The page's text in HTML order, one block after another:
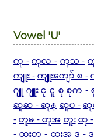
Vowel 'U'
ကု -ကုလ -ကုသ -
ကျူး -ကျူးကျော် စ -
ဂျူ ဂျူးငုငူစုစုက -
ဆူဆ - ဆူနဆူပ -ဆူ
-တူမ - တူအတူးထု -